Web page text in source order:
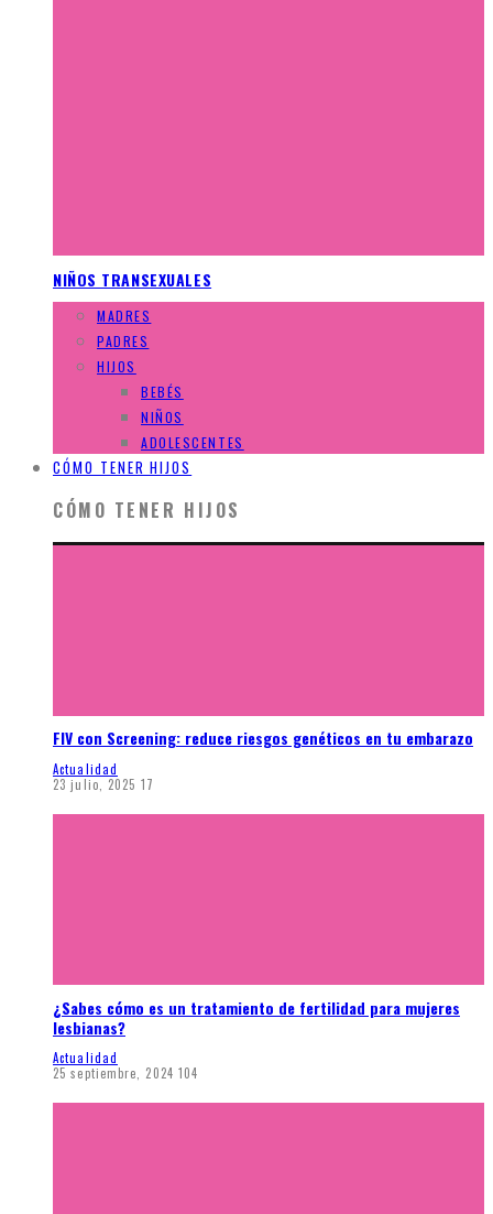
NIÑOS TRANSEXUALES
MADRES
PADRES
HIJOS
BEBÉS
NIÑOS
ADOLESCENTES
CÓMO TENER HIJOS
CÓMO TENER HIJOS
FIV con Screening: reduce riesgos genéticos en tu embarazo
Actualidad
23 julio, 2025 17
¿Sabes cómo es un tratamiento de fertilidad para mujeres
lesbianas?
Actualidad
25 septiembre, 2024 104